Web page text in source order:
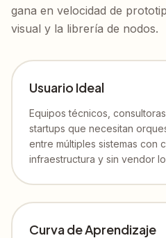
gana en velocidad de
visual y la librería de nodos.
Usuario Ideal
Equipos técnicos,
startups que necesitan
entre múltiples sistemas con
infraestructura y sin vendor
Curva de Aprendizaje